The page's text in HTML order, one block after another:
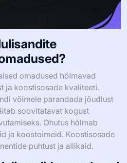
omadused hõlmavad
ja koostisosade kvaliteeti.
võimele parandada jõudlust
soovitatavat kogust
Ohutus hõlmab
ja koostoimeid. Koostisosade
puhtust ja allikaid.